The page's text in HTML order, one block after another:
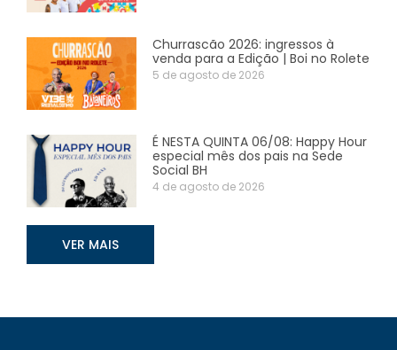
Churrascão 2026: ingressos à
venda para a Edição | Boi no Rolete
5 de agosto de 2026
É NESTA QUINTA 06/08: Happy Hour
especial mês dos pais na Sede
Social BH
4 de agosto de 2026
VER MAIS